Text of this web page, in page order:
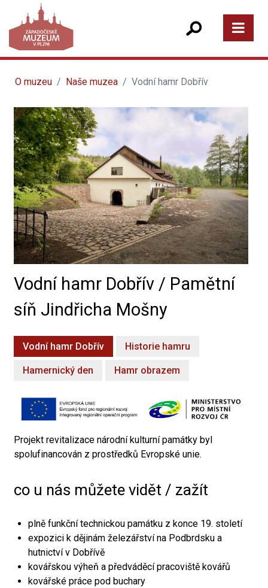
O muzeu Naše muzea Vodní hamr Dobřív
Vodní hamr Dobřív / Pamětní
síň Jindřicha Mošny
Vodní hamr Dobřív Historie hamru
Hamernický den Hamr obrazem
Projekt revitalizace národní kulturní památky byl
spolufinancován z prostředků Evropské unie.
co u nás můžete vidět / zažít
plně funkční technickou památku z konce 19. století
expozici k dějinám železářství na Podbrdsku a
hutnictví v Dobřívě
kovářskou výheň a předváděcí pracoviště kovářů
kovářské práce pod buchary